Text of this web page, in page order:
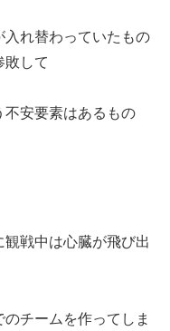
入れ替わっていたもの
敗して
不安要素はあるもの
戦中は心臓が飛び出
チームを作ってしま